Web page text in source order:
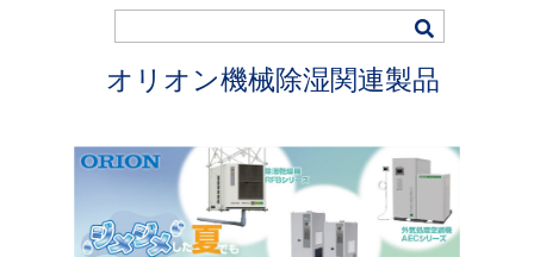
オリオン機械除湿関連製品